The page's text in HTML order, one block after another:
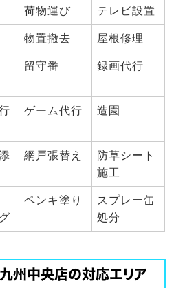
荷物運び テレビ設置
物置撤去 屋根修理
留守番 録画代行
ゲーム代行 造園
網戸張替え
防草シート
施工
ペンキ塗り
スプレー缶
処分
州中央店の対応エリア